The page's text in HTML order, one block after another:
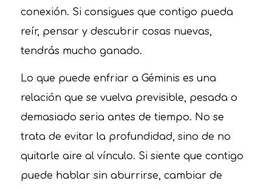
conexión. Si consigues que contigo pueda
reír, pensar y descubrir cosas nuevas,
tendrás mucho ganado.
Lo que puede enfriar a Géminis es una
relación que se vuelva previsible, pesada o
demasiado seria antes de tiempo. No se
trata de evitar la profundidad, sino de no
quitarle aire al vínculo. Si siente que contigo
puede hablar sin aburrirse, cambiar de